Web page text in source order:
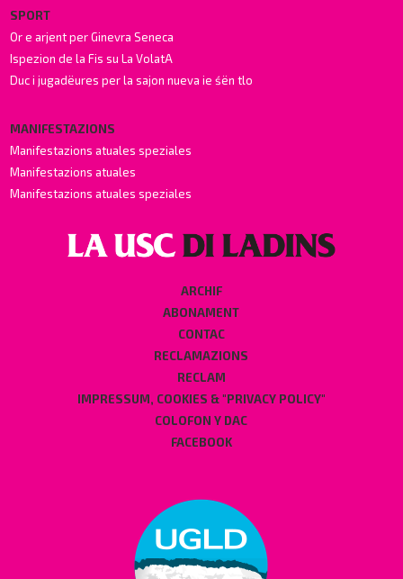
SPORT
Or e arjent per Ginevra Seneca
Ispezion de la Fis su La VolatA
Duc i jugadëures per la sajon nueva ie śën tlo
MANIFESTAZIONS
Manifestazions atuales speziales
Manifestazions atuales
Manifestazions atuales speziales
ARCHIF
ABONAMENT
CONTAC
RECLAMAZIONS
RECLAM
IMPRESSUM, COOKIES & "PRIVACY POLICY"
COLOFON Y DAC
FACEBOOK